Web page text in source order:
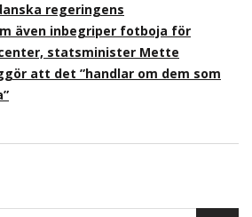
regeringens
även inbegriper fotboja för
statsminister Mette
att det ”handlar om dem som